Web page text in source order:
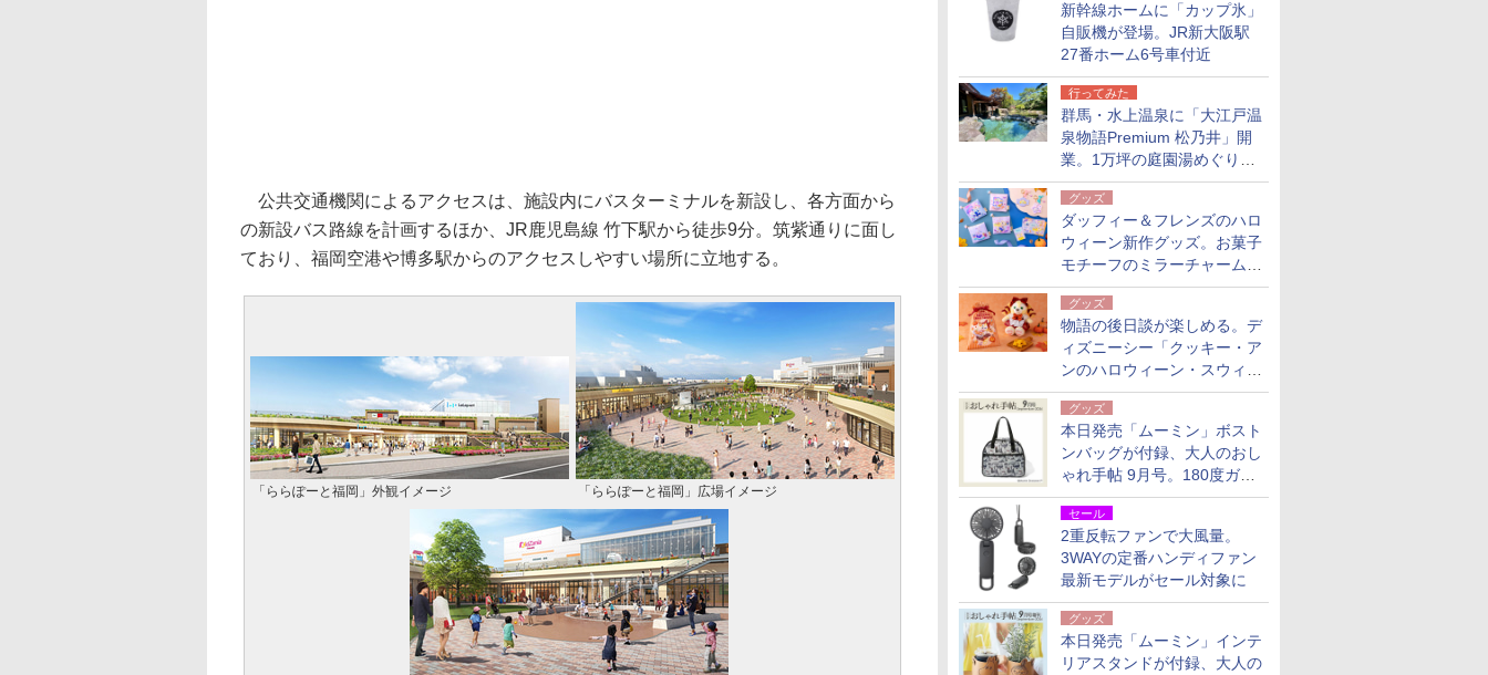
新幹線ホームに「カップ氷」
自販機が登場。JR新大阪駅
27番ホーム6号車付近
行ってみた
群馬・水上温泉に「大江戸温
泉物語Premium 松乃井」開
業。1万坪の庭園湯めぐり＆
豪華バイキングを体験してき
た！
グッズ
ダッフィー＆フレンズのハロ
ウィーン新作グッズ。お菓子
モチーフのミラーチャーム/
デザインポーチほか
グッズ
物語の後日談が楽しめる。デ
ィズニーシー「クッキー・ア
ンのハロウィーン・スウィー
トサプライズ」限定グッズ公
開グッズ
本日発売「ムーミン」ボスト
ンバッグが付録、大人のおし
ゃれ手帖 9月号。180度ガバ
ッと開いて大容量
セール
2重反転ファンで大風量。
3WAYの定番ハンディファン
最新モデルがセール対象に
グッズ
本日発売「ムーミン」インテ
リアスタンドが付録、大人の
公共交通機関によるアクセスは、施設内にバスターミナルを新設し、各方面から
の新設バス路線を計画するほか、JR鹿児島線 竹下駅から徒歩9分。筑紫通りに面し
ており、福岡空港や博多駅からのアクセスしやすい場所に立地する。
「ららぽーと福岡」外観イメージ 「ららぽーと福岡」広場イメージ